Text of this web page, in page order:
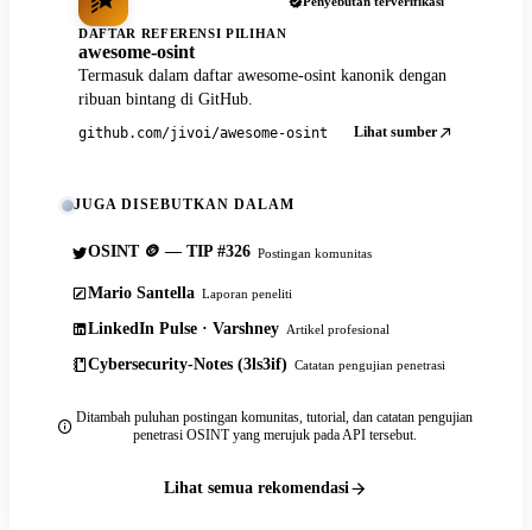
DAFTAR REFERENSI PILIHAN
awesome-osint
Termasuk dalam daftar awesome-osint kanonik dengan
ribuan bintang di GitHub.
github.com/jivoi/awesome-osint Lihat sumber
JUGA DISEBUTKAN DALAM
OSINT 🪙 — TIP #326 Postingan komunitas
Mario Santella Laporan peneliti
LinkedIn Pulse · Varshney Artikel profesional
Cybersecurity-Notes (3ls3if) Catatan pengujian penetrasi
Ditambah puluhan postingan komunitas, tutorial, dan catatan pengujian
penetrasi OSINT yang merujuk pada API tersebut.
Lihat semua rekomendasi